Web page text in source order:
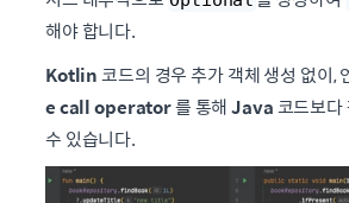
해야 합니다.
Kotlin코드의 경우 추가 객체 생성 없이,
e call operator를 통해Java코드보다
수 있습니다.